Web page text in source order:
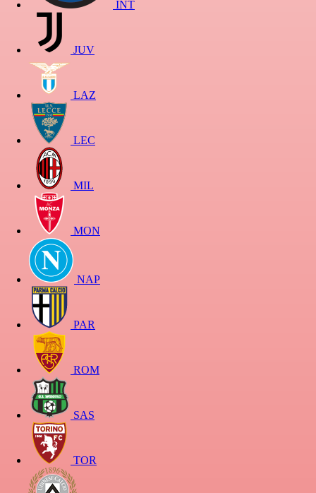
INT
JUV
LAZ
LEC
MIL
MON
NAP
PAR
ROM
SAS
TOR